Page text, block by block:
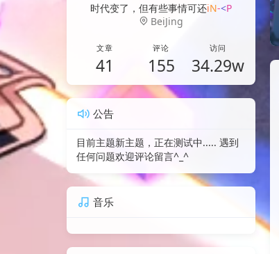
时代变了，但有些事情可还没变]h+h
BeiJing
文章
41
评论
155
访问
34.29w
公告
目前主题新主题，正在测试中..... 遇到
任何问题欢迎评论留言^_^
音乐